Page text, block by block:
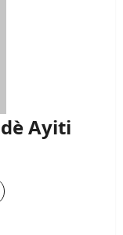
Ayiti